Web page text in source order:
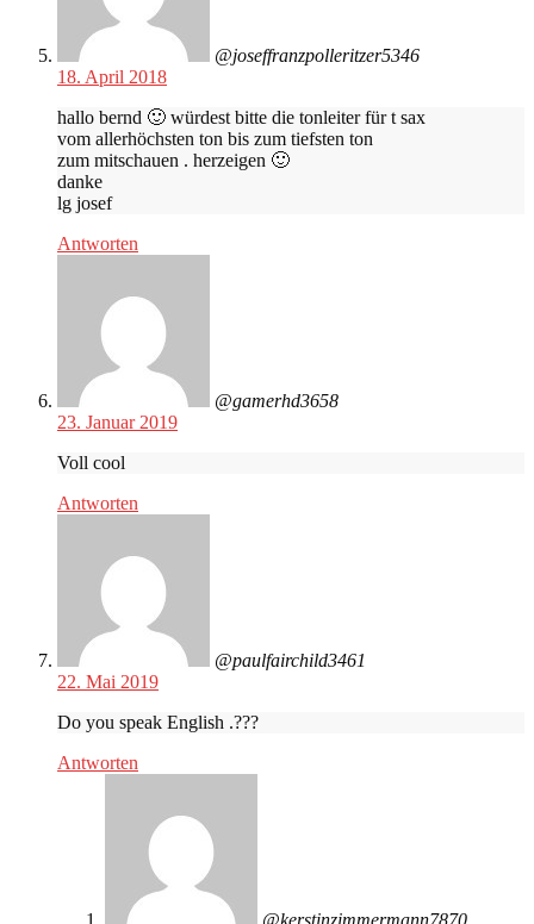
@joseffranzpolleritzer5346
18. April 2018
hallo bernd 🙂 würdest bitte die tonleiter für t sax
vom allerhöchsten ton bis zum tiefsten ton
zum mitschauen . herzeigen 🙂
danke
lg josef
Antworten
@gamerhd3658
23. Januar 2019
Voll cool
Antworten
@paulfairchild3461
22. Mai 2019
Do you speak English .???
Antworten
@kerstinzimmermann7870